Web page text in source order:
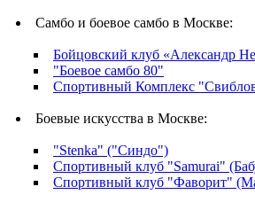
Самбо и боевое самбо в Москве:
Бойцовский клуб «Александр
"Боевое самбо 80"
Спортивный Комплекс
Боевые искусства в Москве:
"Stenka" ("Синдо")
Спортивный клуб "Samurai"
Спортивный клуб "Фаворит"